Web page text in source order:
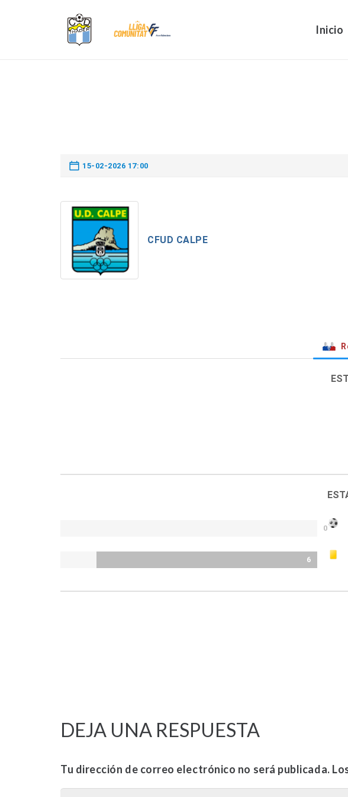
Inicio
15-02-2026 17:00
CFUD CALPE
0
6
DEJA UNA RESPUESTA
Tu dirección de correo electrónico no será publicada.